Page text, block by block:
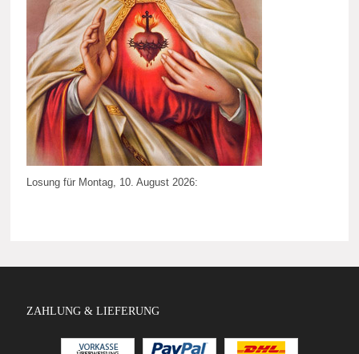
Losung für Montag, 10. August 2026:
ZAHLUNG & LIEFERUNG